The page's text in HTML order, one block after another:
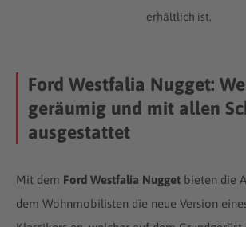
erhältlich ist.
Ford Westfalia Nugget:
geräumig und mit allen
ausgestattet
Mit dem Ford Westfalia Nugget bieten die
dem Wohnmobilisten die neue Version